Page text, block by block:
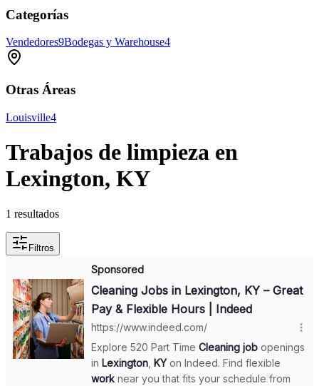
Categorías
Vendedores9Bodegas y Warehouse4
Otras Áreas
Louisville4
Trabajos de limpieza en
Lexington, KY
1 resultados
Filtros